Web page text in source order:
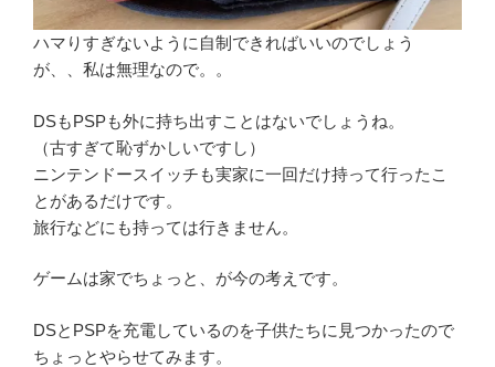
ハマりすぎないように自制できればいいのでしょう
が、、私は無理なので。。
DSもPSPも外に持ち出すことはないでしょうね。
（古すぎて恥ずかしいですし）
ニンテンドースイッチも実家に一回だけ持って行ったこ
とがあるだけです。
旅行などにも持っては行きません。
ゲームは家でちょっと、が今の考えです。
DSとPSPを充電しているのを子供たちに見つかったので
ちょっとやらせてみます。